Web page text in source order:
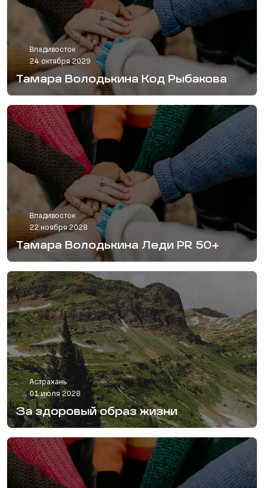
Владивосток
24 октября 2029
Тамара Володькина Код Рыбакова
Владивосток
22 ноября 2028
Тамара Володькина Леди PR 50+
Астрахань
01 июля 2028
За здоровый образ жизни